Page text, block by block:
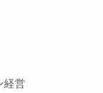
経営